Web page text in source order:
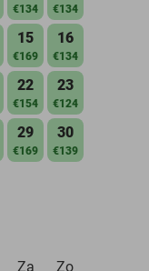
€134 €134
15
€169
16
€134
22
€154
23
€124
29
€169
30
€139
Za Zo